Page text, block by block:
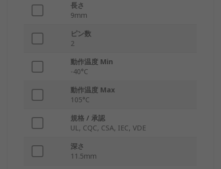
長さ
9mm
ピン数
2
動作温度 Min
-40°C
動作温度 Max
105°C
規格 / 承認
UL, CQC, CSA, IEC, VDE
深さ
11.5mm